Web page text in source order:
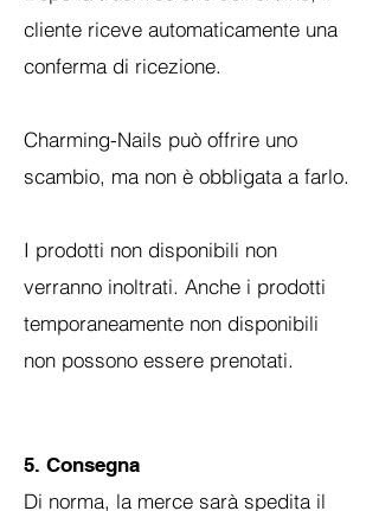
cliente riceve automaticamente una
conferma di ricezione.
Charming-Nails può offrire uno
scambio, ma non è obbligata a farlo.
I prodotti non disponibili non
verranno inoltrati. Anche i prodotti
temporaneamente non disponibili
non possono essere prenotati.
5. Consegna
Di norma, la merce sarà spedita il